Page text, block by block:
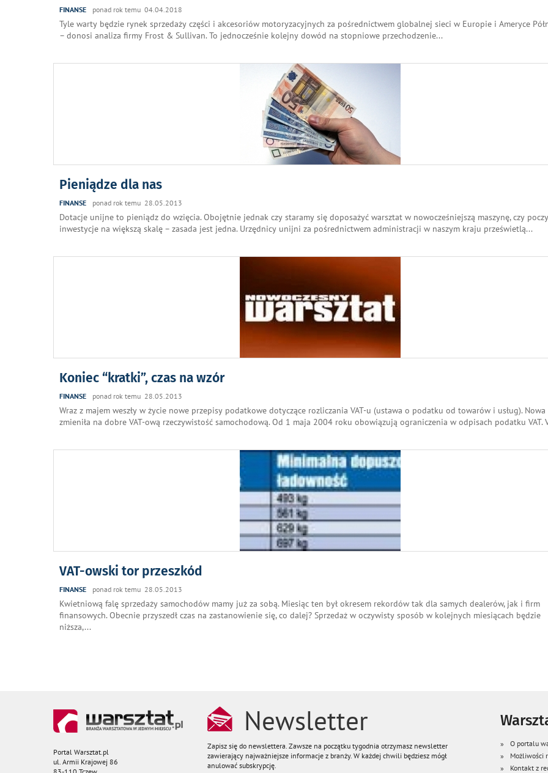
FINANSE ponad rok temu 04.04.2018
Tyle warty będzie rynek sprzedaży części i akcesoriów motoryzacyjnych za pośrednictwem globalnej sieci w Europie i Ameryce
– donosi analiza firmy Frost & Sullivan. To jednocześnie kolejny dowód na stopniowe przechodzenie...
Pieniądze dla nas
FINANSE ponad rok temu 28.05.2013
Dotacje unijne to pieniądz do wzięcia. Obojętnie jednak czy staramy się doposażyć warsztat w nowocześniejszą maszynę, czy
inwestycje na większą skalę – zasada jest jedna. Urzędnicy unijni za pośrednictwem administracji w naszym kraju prześwietlą...
Koniec “kratki”, czas na wzór
FINANSE ponad rok temu 28.05.2013
Wraz z majem weszły w życie nowe przepisy podatkowe dotyczące rozliczania VAT-u (ustawa o podatku od towarów i usług). Nowa
zmieniła na dobre VAT-ową rzeczywistość samochodową. Od 1 maja 2004 roku obowiązują ograniczenia w odpisach podatku VAT.
VAT-owski tor przeszkód
FINANSE ponad rok temu 28.05.2013
Kwietniową falę sprzedaży samochodów mamy już za sobą. Miesiąc ten był okresem rekordów tak dla samych dealerów, jak i firm
finansowych. Obecnie przyszedł czas na zastanowienie się, co dalej? Sprzedaż w oczywisty sposób w kolejnych miesiącach będzie
niższa,...
Portal Warsztat.pl
ul. Armii Krajowej 86
Newsletter
Zapisz się do newslettera. Zawsze na początku tygodnia otrzymasz newsletter
zawierający najważniejsze informacje z branży. W każdej chwili będziesz mógł
anulować subskrypcję.
O portalu
Możliwości
Kontakt z